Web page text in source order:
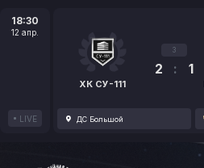
18:30
12 апр.
LIVE
ХК СУ-111
3
2 : 1
ДС Большой